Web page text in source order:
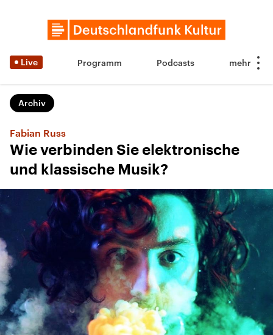
Live Programm Podcasts
Archiv
Fabian Russ
Wie verbinden Sie elektronische
und klassische Musik?